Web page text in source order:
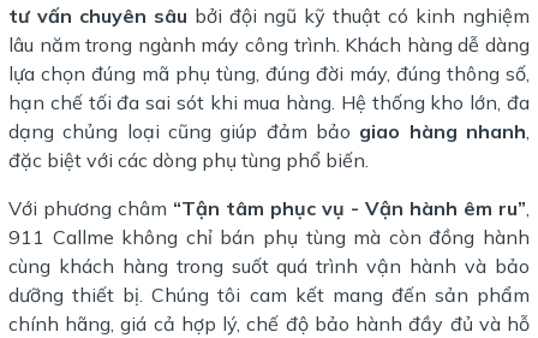
tư vấn chuyên sâu bởi đội ngũ kỹ thuật có kinh nghiệm
lâu năm trong ngành máy công trình. Khách hàng dễ dàng
lựa chọn đúng mã phụ tùng, đúng đời máy, đúng thông số,
hạn chế tối đa sai sót khi mua hàng. Hệ thống kho lớn, đa
dạng chủng loại cũng giúp đảm bảo giao hàng nhanh
đặc biệt với các dòng phụ tùng phổ biến.
Với phương châm “Tận tâm phục vụ - Vận hành êm ru”
911 Callme không chỉ bán phụ tùng mà còn đồng hành
cùng khách hàng trong suốt quá trình vận hành và bảo
dưỡng thiết bị. Chúng tôi cam kết mang đến sản phẩm
chính hãng, giá cả hợp lý, chế độ bảo hành đầy đủ và hỗ